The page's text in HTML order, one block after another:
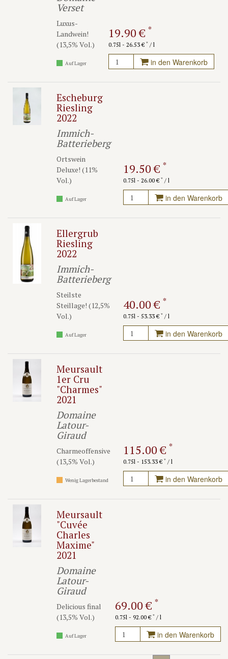
Verset
Luxus-
Landwein!
(13,5% Vol.)
Auf Lager
19.90 € *
0.75l - 26.53 € */ l
in den Warenkorb
Escheburg
Riesling
2022
Immich-
Batterieberg
Ortswein
Deluxe! (11%
Vol.)
Auf Lager
19.50 € *
0.75l - 26.00 € */ l
in den Warenkorb
Ellergrub
Riesling
2022
Immich-
Batterieberg
Steilste
Steillage! (12,5%
Vol.)
Auf Lager
40.00 € *
0.75l - 53.33 € */ l
in den Warenkorb
Meursault
1er Cru
"Charmes"
2021
Domaine
Latour-
Giraud
Charmeoffensive
(13,5% Vol.)
Wenig Lagerbestand
115.00 € *
0.75l - 153.33 € */ l
in den Warenkorb
Meursault
"Cuvée
Charles
Maxime"
2021
Domaine
Latour-
Giraud
Delicious final
(13,5% Vol.)
Auf Lager
69.00 € *
0.75l - 92.00 € */ l
in den Warenkorb